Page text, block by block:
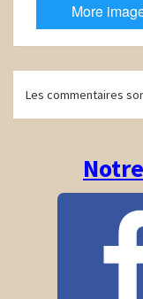
More
Navigation
d'article
Les commentaires